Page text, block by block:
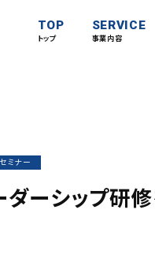
TOP
トップ
SERVICE
事業内容
ミナー
ダーシップ研